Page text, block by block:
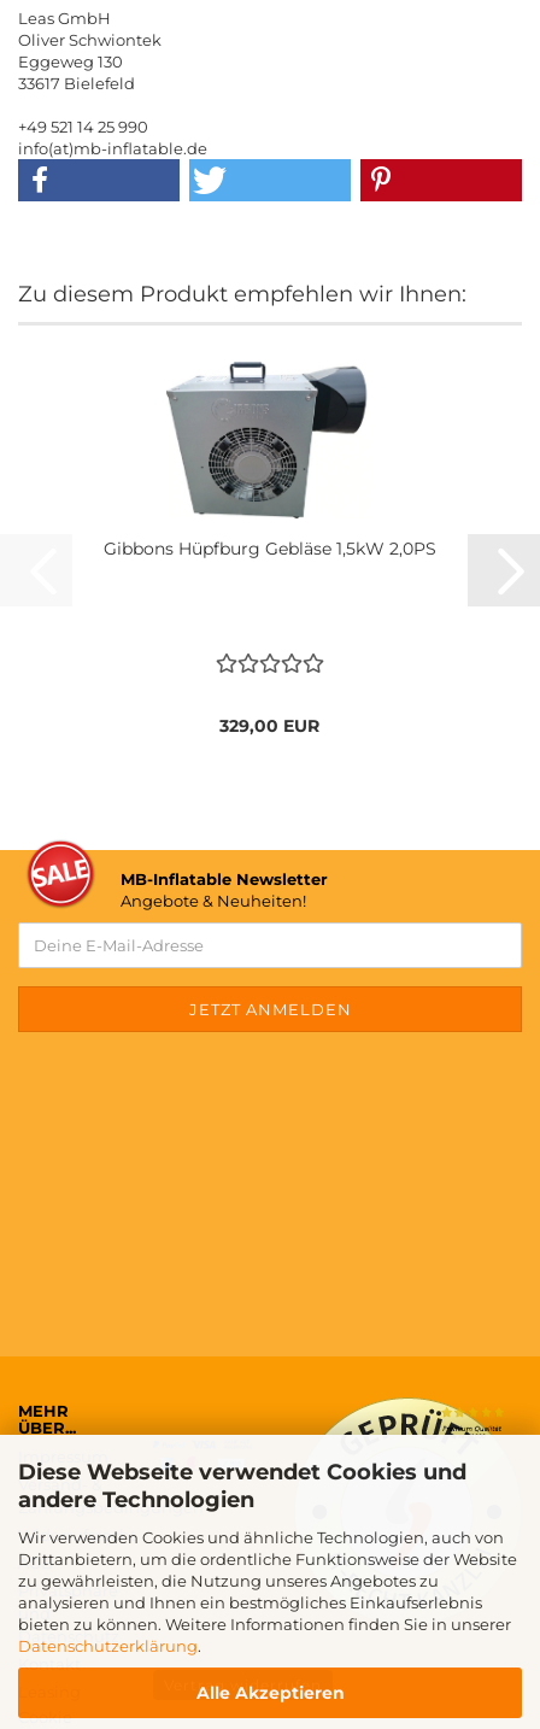
Diese Webseite verwendet Cookies und
andere Technologien
Wir verwenden Cookies und ähnliche Technologien, auch von
Drittanbietern, um die ordentliche Funktionsweise der Website
zu gewährleisten, die Nutzung unseres Angebotes zu
analysieren und Ihnen ein bestmögliches Einkaufserlebnis
bieten zu können. Weitere Informationen finden Sie in unserer
Datenschutzerklärung.
Alle Akzeptieren
Leas GmbH
Oliver Schwiontek
Eggeweg 130
33617 Bielefeld
+49 521 14 25 990
info(at)mb-inflatable.de
Zu diesem Produkt empfehlen wir Ihnen:
Gibbons Hüpfburg Gebläse 1,5kW 2,0PS
329,00 EUR
MB-Inflatable Newsletter
Angebote & Neuheiten!
MEHR
ÜBER...
Versand- &
Zahlungsbedingungen
Widerrufsrecht
AGB
Privatsphäre
und
Datenschutz
Kontakt
Cookie
Vertrag widerrufen